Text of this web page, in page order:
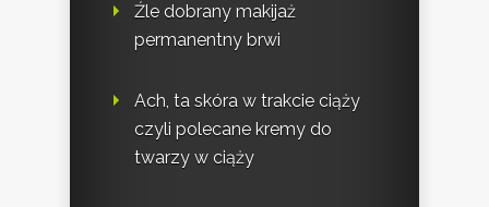
Źle dobrany makijaż
permanentny brwi
Ach, ta skóra w trakcie ciąży
czyli polecane kremy do
twarzy w ciąży